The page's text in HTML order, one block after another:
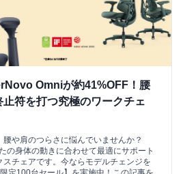
Omniが約41%OFF！腰
符を打つ究極のワークチェ
や肩のつらさに悩んでいませんか？
の身体の動きに合わせて最適にサポート
チェアです。今ならモデルチェンジを